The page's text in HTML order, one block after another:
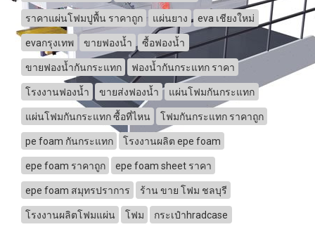
ราคาแผ่นโฟมปูพื้น ราคาถูก แผ่นยาง eva เชียงใหม่
evaกรุงเทพ ขายฟองน้ำ ซื้อฟองน้ำ
ขายฟองน้ำกันกระแทก ฟองน้ำกันกระแทก ราคา
โรงงานฟองน้ำ ขายส่งฟองน้ำ แผ่นโฟมกันกระแทก
แผ่นโฟมกันกระแทก ซื้อที่ไหน โฟมกันกระแทก ราคาถูก
pe foam กันกระแทก โรงงานผลิต epe foam
epe foam ราคาถูก epe foam sheet ราคา
epe foam สมุทรปราการ ร้าน ขาย โฟม ชลบุรี
โรงงานผลิตโฟมแผ่น โฟม กระเป๋าhradcase